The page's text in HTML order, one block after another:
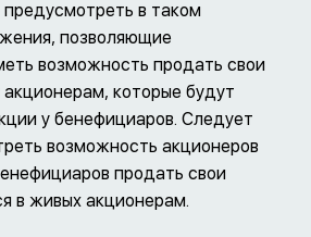
в таком
позволяющие
возможность продать свои
которые будут
у бенефициаров. Следует
возможность акционеров
продать свои
в живых акционерам.